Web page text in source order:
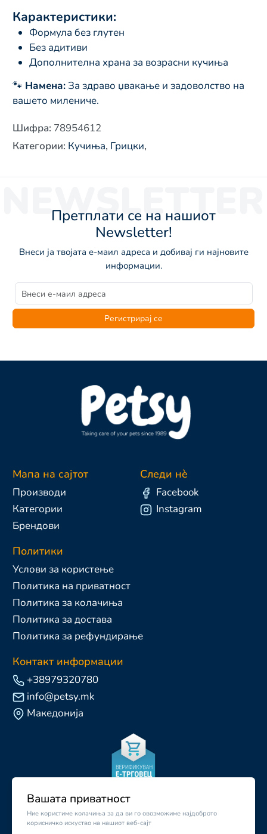
Вашата приватност
Ние користиме колачиња за да ви го овозможиме најдоброто
корисничко искуство на нашиот веб-сајт
Карактеристики:
Формула без глутен
Без адитиви
Дополнителна храна за возрасни кучиња
🐾 Намена:За здраво џвакање и задоволство на
вашето милениче.
Шифра: 78954612
Категории: Кучиња, Грицки,
NEWSLETTER
Претплати се на нашиот
Newsletter!
Внеси ја твојата е-маил адреса и добивај ги најновите
информации.
Регистрирај се
Мапа на сајтот
Производи
Категории
Брендови
Политики
Услови за користење
Политика на приватност
Политика за колачиња
Политика за достава
Политика за рефундирање
Контакт информации
+38979320780
info@petsy.mk
Македонија
Следи нè
Facebook
Instagram